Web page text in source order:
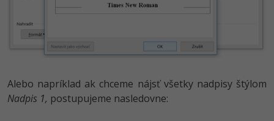
Alebo napríklad ak chceme nájsť všetky nadpisy štýlom
Nadpis 1, postupujeme nasledovne: